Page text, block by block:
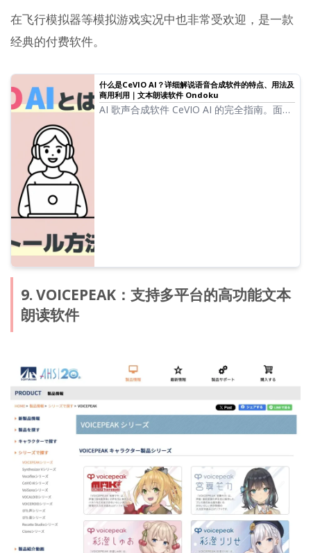
在飞行模拟器等模拟游戏实况中也非常受欢迎，是一款
经典的付费软件。
什么是CeVIO AI？详细解说语音合成软件的特点、用法及
商用利用｜文本朗读软件 Ondoku
AI 歌声合成软件 CeVIO AI 的完全指南。面向
9. VOICEPEAK：支持多平台的高功能文本
朗读软件